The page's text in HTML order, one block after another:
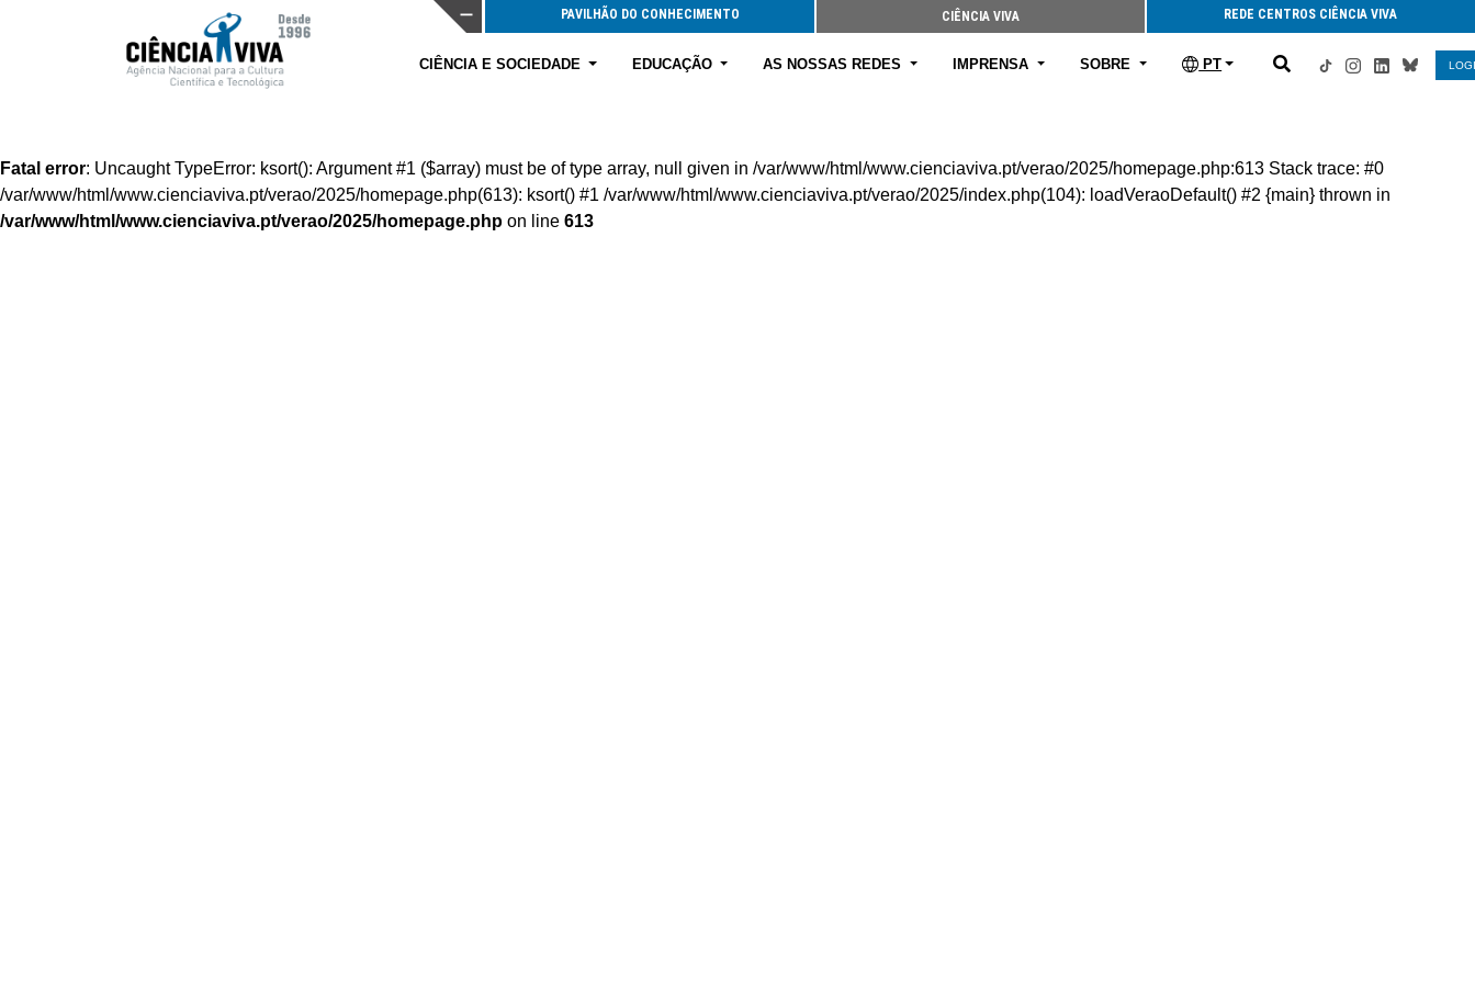
PAVILHÃO DO CONHECIMENTO CIÊNCIA VIVA REDE CENTROS CIÊNCIA VIVA
CIÊNCIA E SOCIEDADE EDUCAÇÃO AS NOSSAS REDES IMPRENSA SOBRE PT
Fatal error: Uncaught TypeError: ksort(): Argument #1 ($array) must be of type array, null given in /var/www/html/www.cienciaviva.pt/verao/2025/homepage.php:613 Stack trace: #0
/var/www/html/www.cienciaviva.pt/verao/2025/homepage.php(613): ksort() #1 /var/www/html/www.cienciaviva.pt/verao/2025/index.php(104): loadVeraoDefault() #2 {main} thrown in
/var/www/html/www.cienciaviva.pt/verao/2025/homepage.php on line 613